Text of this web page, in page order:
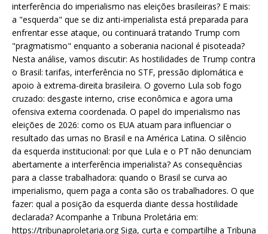
interferência do imperialismo nas eleições brasileiras? E mais:
a "esquerda" que se diz anti-imperialista está preparada para
enfrentar esse ataque, ou continuará tratando Trump com
"pragmatismo" enquanto a soberania nacional é pisoteada?
Nesta análise, vamos discutir: As hostilidades de Trump contra
o Brasil: tarifas, interferência no STF, pressão diplomática e
apoio à extrema-direita brasileira. O governo Lula sob fogo
cruzado: desgaste interno, crise econômica e agora uma
ofensiva externa coordenada. O papel do imperialismo nas
eleições de 2026: como os EUA atuam para influenciar o
resultado das urnas no Brasil e na América Latina. O silêncio
da esquerda institucional: por que Lula e o PT não denunciam
abertamente a interferência imperialista? As consequências
para a classe trabalhadora: quando o Brasil se curva ao
imperialismo, quem paga a conta são os trabalhadores. O que
fazer: qual a posição da esquerda diante dessa hostilidade
declarada? Acompanhe a Tribuna Proletária em:
https://tribunaproletaria.org Siga, curta e compartilhe a Tribuna